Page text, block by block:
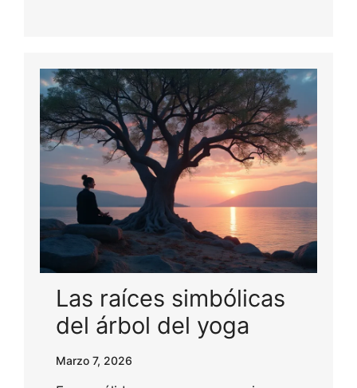
Las raíces simbólicas
del árbol del yoga
Marzo 7, 2026